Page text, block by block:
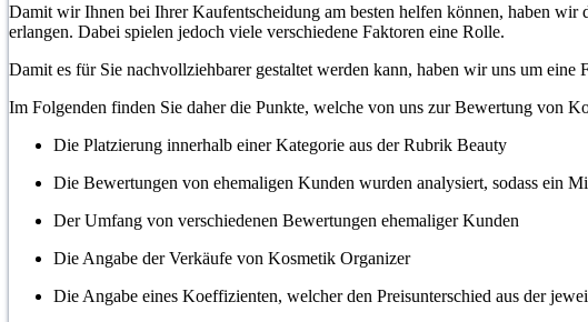
Damit wir Ihnen bei Ihrer Kaufentscheidung am besten helfen können, haben
erlangen. Dabei spielen jedoch viele verschiedene Faktoren eine Rolle.
Damit es für Sie nachvollziehbarer gestaltet werden kann, haben wir uns um
Im Folgenden finden Sie daher die Punkte, welche von uns zur Bewertung von
Die Platzierung innerhalb einer Kategorie aus der Rubrik Beauty
Die Bewertungen von ehemaligen Kunden wurden analysiert, sodass ein
Der Umfang von verschiedenen Bewertungen ehemaliger Kunden
Die Angabe der Verkäufe von Kosmetik Organizer
Die Angabe eines Koeffizienten, welcher den Preisunterschied aus der